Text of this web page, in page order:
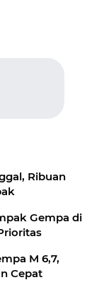
Ribuan
Gempa di
M 6,7,
Cepat